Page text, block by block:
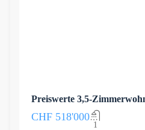
Preiswerte 3,5-
CHF 518'000
1